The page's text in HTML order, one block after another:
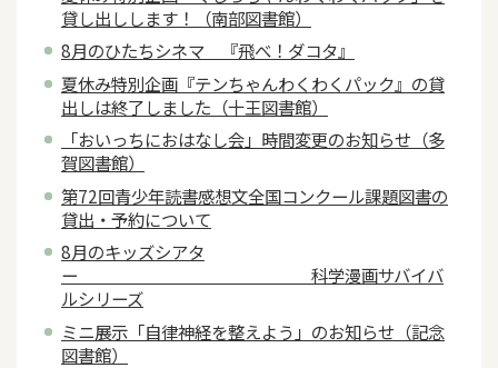
貸し出しします！（南部図書館）
8月のひたちシネマ 『飛べ！ダコタ』
夏休み特別企画『テンちゃんわくわくパック』の貸
出しは終了しました（十王図書館）
「おいっちにおはなし会」時間変更のお知らせ（多
賀図書館）
第72回青少年読書感想文全国コンクール課題図書の
貸出・予約について
8月のキッズシアタ
ー 科学漫画サバイバ
ルシリーズ
ミニ展示「自律神経を整えよう」のお知らせ（記念
図書館）